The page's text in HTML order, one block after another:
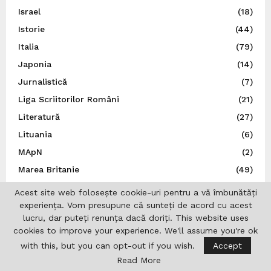
Israel
(18)
Istorie
(44)
Italia
(79)
Japonia
(14)
Jurnalistică
(7)
Liga Scriitorilor Români
(21)
Literatură
(27)
Lituania
(6)
MApN
(2)
Marea Britanie
(49)
Ministerul Afacerilor Externe
(263)
Ministerul Afacerilor Interne
(3)
Moldova
(112)
(44)
(8)
Acest site web folosește cookie-uri pentru a vă îmbunătăți
experiența. Vom presupune că sunteți de acord cu acest
lucru, dar puteți renunța dacă doriți. This website uses
cookies to improve your experience. We'll assume you're ok
with this, but you can opt-out if you wish.
Accept
Read More